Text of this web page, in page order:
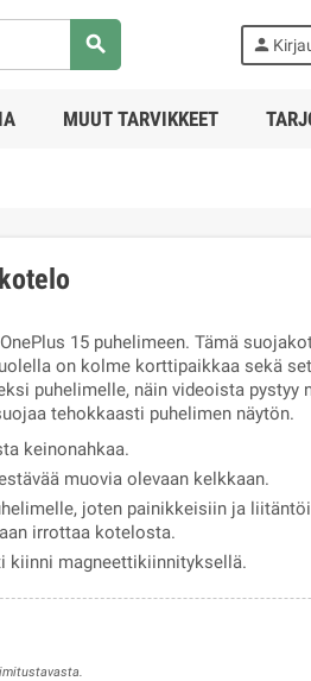
search person
MUUT TARVIKKEET
15 puhelimeen. Tämä
on kolme korttipaikkaa sekä
puhelimelle, näin videoista pystyy
tehokkaasti puhelimen näytön.
keinonahkaa.
muovia olevaan kelkkaan.
joten painikkeisiin ja
irrottaa kotelosta.
kiinni magneettikiinnityksellä.